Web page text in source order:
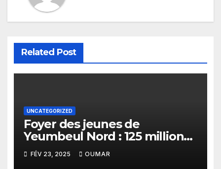
Related Post
UNCATEGORIZED
Foyer des jeunes de
Yeumbeul Nord : 125 millions
FCFA pour un bâtiment de
plus de 40 ans
FÉV 23, 2025 OUMAR